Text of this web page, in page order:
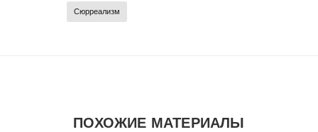
Сюрреализм
ПОХОЖИЕ МАТЕРИАЛЫ